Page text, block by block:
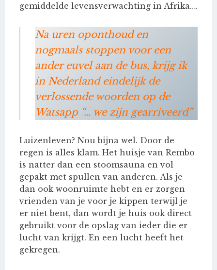
gemiddelde levensverwachting in Afrika….
Na uren oponthoud en
nogmaals stoppen voor een
ander euvel aan de bus, krijg ik
in Nederland eindelijk de
verlossende woorden op de
Watsapp “… we zijn gearriveerd”
Luizenleven? Nou bijna wel. Door de
regen is alles klam. Het huisje van Rembo
is natter dan een stoomsauna en vol
gepakt met spullen van anderen. Als je
dan ook woonruimte hebt en er zorgen
vrienden van je voor je kippen terwijl je
er niet bent, dan wordt je huis ook direct
gebruikt voor de opslag van ieder die er
lucht van krijgt. En een lucht heeft het
gekregen.